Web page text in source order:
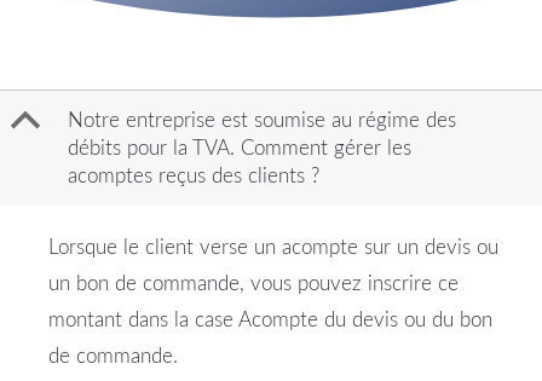
B
Notre entreprise est soumise au régime des
débits pour la TVA. Comment gérer les
acomptes reçus des clients ?
Lorsque le client verse un acompte sur un devis ou
un bon de commande, vous pouvez inscrire ce
montant dans la case Acompte du devis ou du bon
de commande.